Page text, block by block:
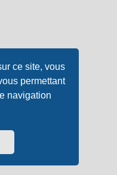
ce site, vous
permettant
navigation